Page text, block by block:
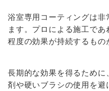
浴室専用コーティングは
ます。プロによる施工であ
程度の効果が持続するもの
長期的な効果を得るため
剤や硬いブラシの使用を